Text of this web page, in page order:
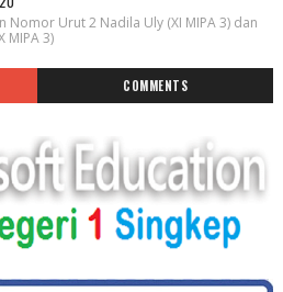
Nomor Urut 2 Nadila Uly (XI MIPA 3) dan
MIPA 3)
COMMENTS